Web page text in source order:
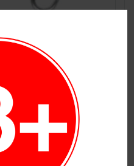
Ratchet Neptune H
€